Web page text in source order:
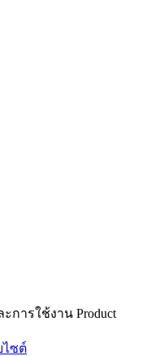
การใช้งาน Product
ไซต์